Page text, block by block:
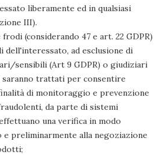
liberamente ed in qualsiasi
III).
(considerando 47 e art. 22 GDPR)
dell'interessato, ad esclusione di
sensibili (Art 9 GDPR) o giudiziari
saranno trattati per consentire
di monitoraggio e prevenzione
da parte di sistemi
una verifica in modo
e preliminarmente alla negoziazione